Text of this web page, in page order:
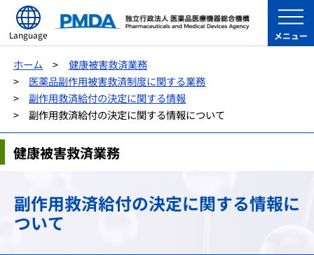
Language メニュー
ホーム
健康被害救済業務
医薬品副作用被害救済制度に関する業務
副作用救済給付の決定に関する情報
副作用救済給付の決定に関する情報について
健康被害救済業務
副作用救済給付の決定に関する情報に
ついて